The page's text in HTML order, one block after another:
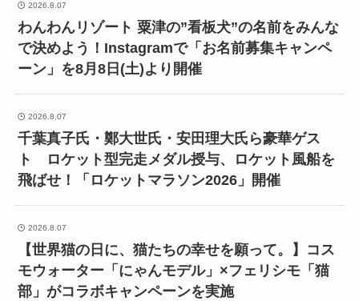
2026.8.07
わんわんリゾート 粟津の”看板犬”の名前をみんな
で決めよう！Instagramで「お名前募集キャンペ
ーン」を8月8日(土)より開催
2026.8.07
千葉真子氏・鄭大世氏・安田理大氏ら豪華ゲス
ト ロケット型完走メダル授与、ロケット風船を
飛ばせ！「ロケットマラソン2026」開催
2026.8.07
【世界猫の日に、猫たちの幸せを願って。】コス
モウォーター「にゃんモデル」×フェリシモ「猫
部」がコラボキャンペーンを実施